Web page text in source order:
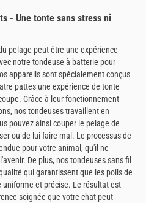
- Une tonte sans stress ni
pelage peut être une expérience
notre tondeuse à batterie pour
appareils sont spécialement conçus
pattes une expérience de tonte
Grâce à leur fonctionnement
nos tondeuses travaillent en
pouvez ainsi couper le pelage de
ou de lui faire mal. Le processus de
pour votre animal, qu'il ne
De plus, nos tondeuses sans fil
qui garantissent que les poils de
et précise. Le résultat est
soignée que votre chat peut